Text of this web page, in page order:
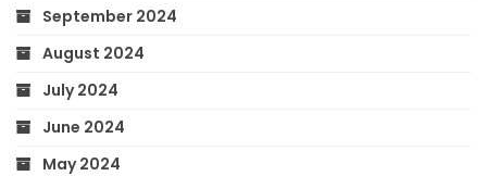
September 2024
August 2024
July 2024
June 2024
May 2024